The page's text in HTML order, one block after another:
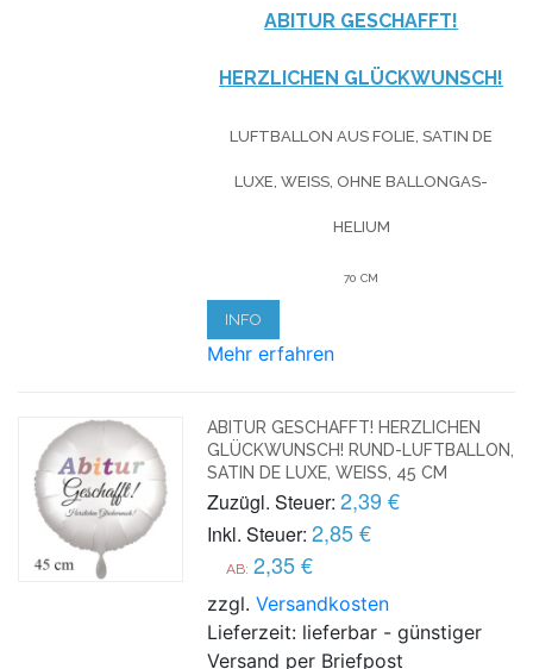
ABITUR GESCHAFFT!
HERZLICHEN GLÜCKWUNSCH!
LUFTBALLON AUS FOLIE, SATIN DE
LUXE, WEISS, OHNE BALLONGAS-H
ELIUM
70 CM
INFO
Mehr erfahren
ABITUR GESCHAFFT! HERZLICHEN
GLÜCKWUNSCH! RUND-LUFTBALLON,
SATIN DE LUXE, WEISS, 45 CM
Zuzügl. Steuer: 2,39 €
Inkl. Steuer: 2,85 €
AB: 2,35 €
zzgl.Versandkosten
Lieferzeit: lieferbar - günstiger
Versand per Briefpost